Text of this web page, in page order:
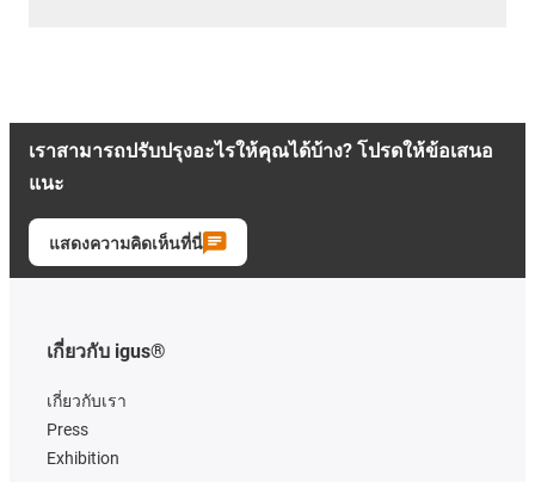
เราสามารถปรับปรุงอะไรให้คุณได้บ้าง? โปรดให้ข้อเสนอ
แนะ
แสดงความคิดเห็นที่นี่
เกี่ยวกับ igus®
เกี่ยวกับเรา
Press
Exhibition